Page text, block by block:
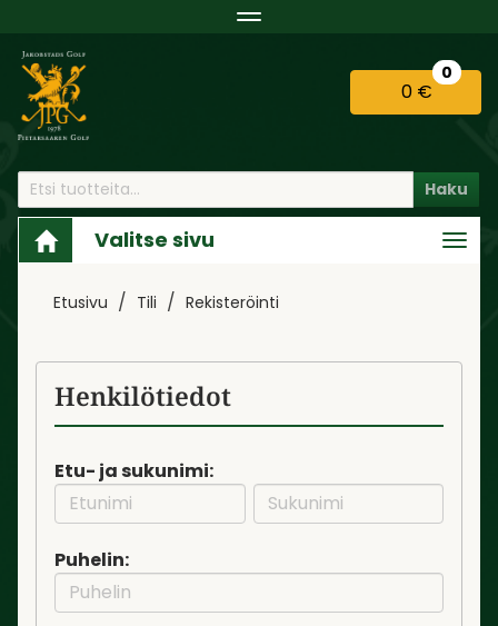
Navigaatio
0 €
0
Haku
Valitse sivu
Etusivu Tili Rekisteröinti
Henkilötiedot
Etu- ja sukunimi:
Puhelin: